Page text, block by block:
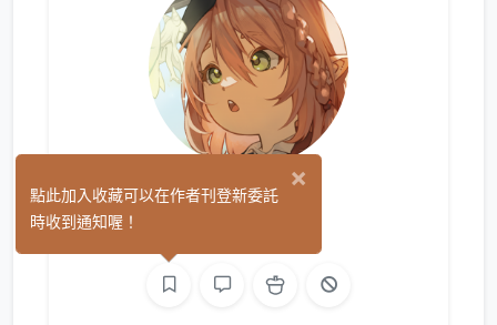
Migo -
×
點此加入收藏可以在作者刊登新委託
時收到通知喔！